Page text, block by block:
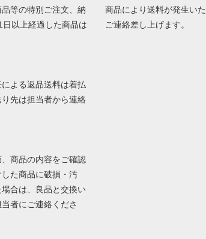
等の特別ご注文、納
以上経過した商品は
よる返品送料は着払
先は担当者から連絡
商品の内容をご確認
た商品に破損・汚
合は、良品と交換い
者にご連絡くださ
商品により送料が発生い
ご連絡差し上げます。